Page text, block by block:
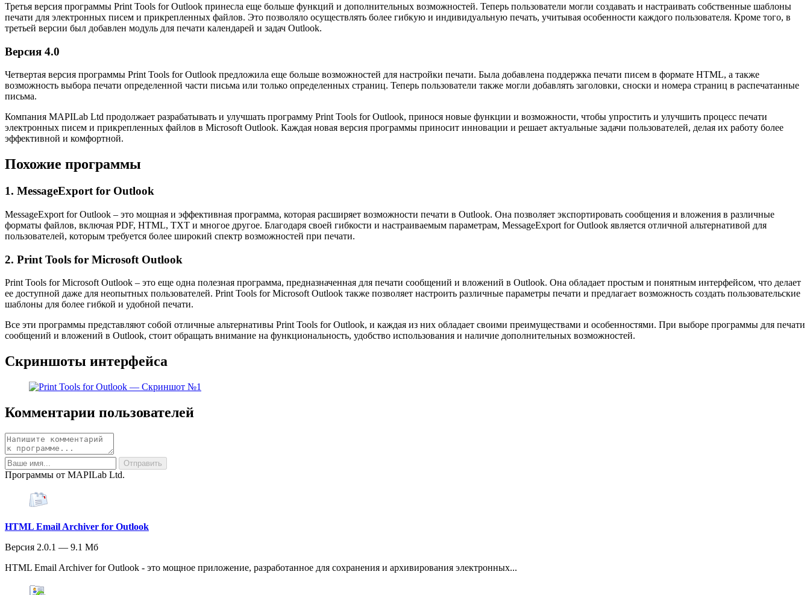
Третья версия программы Print Tools for Outlook принесла еще больше функций и дополнительных возможностей. Теперь пользователи могли создавать и настраивать собственные шаблоны
печати для электронных писем и прикрепленных файлов. Это позволяло осуществлять более гибкую и индивидуальную печать, учитывая особенности каждого пользователя. Кроме того, в
третьей версии был добавлен модуль для печати календарей и задач Outlook.
Версия 4.0
Четвертая версия программы Print Tools for Outlook предложила еще больше возможностей для настройки печати. Была добавлена поддержка печати писем в формате HTML, а также
возможность выбора печати определенной части письма или только определенных страниц. Теперь пользователи также могли добавлять заголовки, сноски и номера страниц в распечатанные
письма.
Компания MAPILab Ltd продолжает разрабатывать и улучшать программу Print Tools for Outlook, принося новые функции и возможности, чтобы упростить и улучшить процесс печати
электронных писем и прикрепленных файлов в Microsoft Outlook. Каждая новая версия программы приносит инновации и решает актуальные задачи пользователей, делая их работу более
эффективной и комфортной.
Похожие программы
1. MessageExport for Outlook
MessageExport for Outlook – это мощная и эффективная программа, которая расширяет возможности печати в Outlook. Она позволяет экспортировать сообщения и вложения в различные
форматы файлов, включая PDF, HTML, TXT и многое другое. Благодаря своей гибкости и настраиваемым параметрам, MessageExport for Outlook является отличной альтернативой для
пользователей, которым требуется более широкий спектр возможностей при печати.
2. Print Tools for Microsoft Outlook
Print Tools for Microsoft Outlook – это еще одна полезная программа, предназначенная для печати сообщений и вложений в Outlook. Она обладает простым и понятным интерфейсом, что делает
ее доступной даже для неопытных пользователей. Print Tools for Microsoft Outlook также позволяет настроить различные параметры печати и предлагает возможность создать пользовательские
шаблоны для более гибкой и удобной печати.
Все эти программы представляют собой отличные альтернативы Print Tools for Outlook, и каждая из них обладает своими преимуществами и особенностями. При выборе программы для печати
сообщений и вложений в Outlook, стоит обращать внимание на функциональность, удобство использования и наличие дополнительных возможностей.
Скриншоты интерфейса
Комментарии пользователей
Программы от MAPILab Ltd.
HTML Email Archiver for Outlook
Версия 2.0.1 — 9.1 Мб
HTML Email Archiver for Outlook - это мощное приложение, разработанное для сохранения и архивирования электронных...